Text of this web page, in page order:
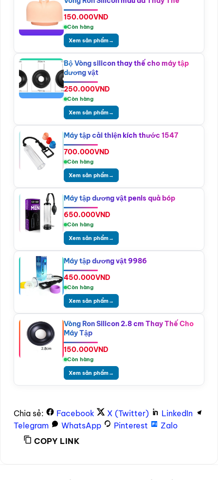
150.000VND
Còn hàng
Xem sản phẩm→
Bộ Vòng silicon thay thế cho máy tập
dương vật
250.000VND
Còn hàng
Xem sản phẩm→
Máy tập cải thiện kích thước 1547
700.000VND
Còn hàng
Xem sản phẩm→
Máy tập dương vật penis quả bóp
650.000VND
Còn hàng
Xem sản phẩm→
Máy tập dương vật 9986
450.000VND
Còn hàng
Xem sản phẩm→
Vòng Ron Silicon 2.8 cm Thay Thế Cho
Máy Tập
150.000VND
Còn hàng
Xem sản phẩm→
Chia sẻ: Facebook X (Twitter)
LinkedIn
Telegram
WhatsApp Pinterest
Zalo
COPY LINK